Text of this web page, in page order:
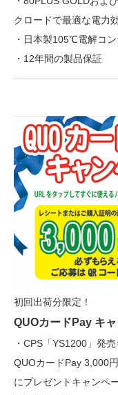
クロードで最適な電力
・日本製105℃電解コ
・12年間の製品保証
初回出荷分限定！
QUOカードPay キ
・CPS「YS1200」発
QUOカードPay 3,000
にプレゼントキャンペ